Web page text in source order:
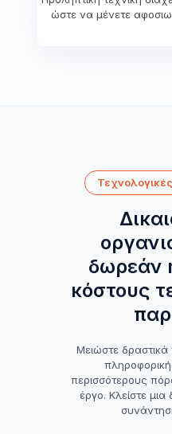
ώστε να μένετε
δωρεάν
κόστους
Μειώστε δραστικά
περισσότερους
έργο. Κλείστε